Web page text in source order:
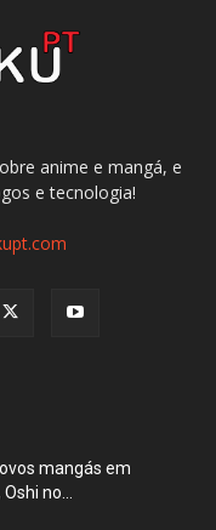
anime e mangá, e
e tecnologia!
mangás em
no...